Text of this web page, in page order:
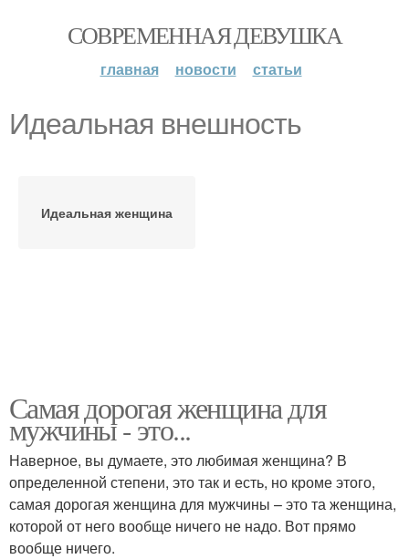
СОВРЕМЕННАЯ ДЕВУШКА
главная новости статьи
Идеальная внешность
Идеальная женщина
Самая дорогая женщина для
мужчины - это...
Наверное, вы думаете, это любимая женщина? В
определенной степени, это так и есть, но кроме этого,
самая дорогая женщина для мужчины – это та женщина,
которой от него вообще ничего не надо. Вот прямо
вообще ничего.